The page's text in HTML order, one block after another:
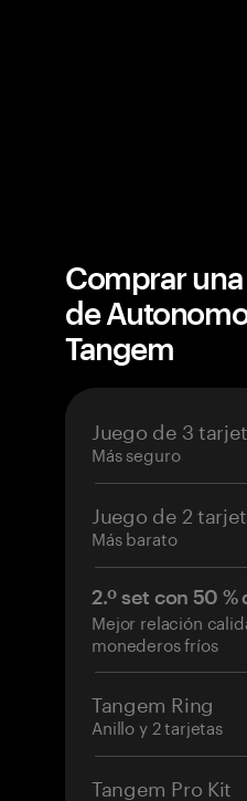
Comprar
de
Tangem
Juego de 3
Más seguro
Juego de 2
Más barato
2.º set con 50
Mejor relación
monederos fríos
Tangem Ring
Anillo y 2 tarjetas
Tangem Pro Kit